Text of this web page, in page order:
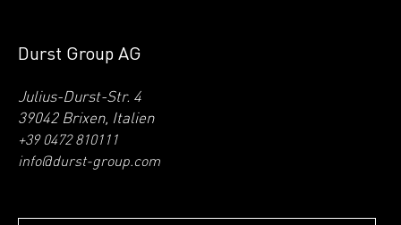
Durst Group AG
Julius-Durst-Str. 4
39042 Brixen, Italien
+39 0472 810111
info@durst-group.com